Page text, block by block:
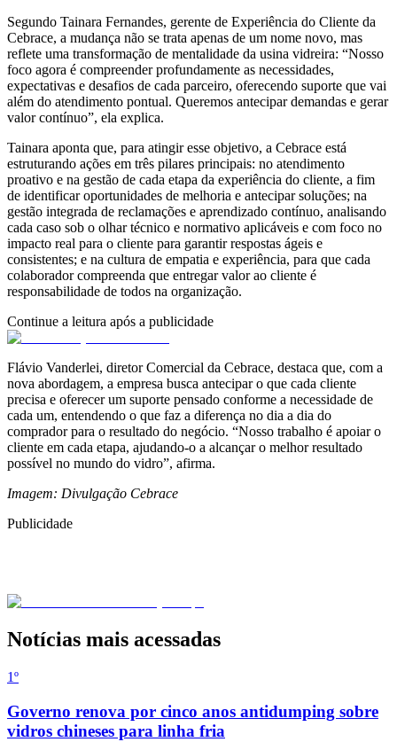
Segundo Tainara Fernandes, gerente de Experiência do Cliente da
Cebrace, a mudança não se trata apenas de um nome novo, mas
reflete uma transformação de mentalidade da usina vidreira: “Nosso
foco agora é compreender profundamente as necessidades,
expectativas e desafios de cada parceiro, oferecendo suporte que vai
além do atendimento pontual. Queremos antecipar demandas e gerar
valor contínuo”, ela explica.
Tainara aponta que, para atingir esse objetivo, a Cebrace está
estruturando ações em três pilares principais: no atendimento
proativo e na gestão de cada etapa da experiência do cliente, a fim
de identificar oportunidades de melhoria e antecipar soluções; na
gestão integrada de reclamações e aprendizado contínuo, analisando
cada caso sob o olhar técnico e normativo aplicáveis e com foco no
impacto real para o cliente para garantir respostas ágeis e
consistentes; e na cultura de empatia e experiência, para que cada
colaborador compreenda que entregar valor ao cliente é
responsabilidade de todos na organização.
Continue a leitura após a publicidade
Flávio Vanderlei, diretor Comercial da Cebrace, destaca que, com a
nova abordagem, a empresa busca antecipar o que cada cliente
precisa e oferecer um suporte pensado conforme a necessidade de
cada um, entendendo o que faz a diferença no dia a dia do
comprador para o resultado do negócio. “Nosso trabalho é apoiar o
cliente em cada etapa, ajudando-o a alcançar o melhor resultado
possível no mundo do vidro”, afirma.
Imagem: Divulgação Cebrace
Publicidade
Notícias mais acessadas
1º
Governo renova por cinco anos antidumping sobre
vidros chineses para linha fria